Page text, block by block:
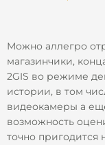
Можно аллегро
магазинчики,
2GIS во режиме
истории, в том
видеокамеры а
возможность
точно пригодится